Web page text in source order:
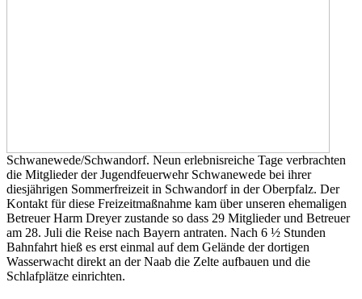
Schwanewede/Schwandorf. Neun erlebnisreiche Tage verbrachten
die Mitglieder der Jugendfeuerwehr Schwanewede bei ihrer
diesjährigen Sommerfreizeit in Schwandorf in der Oberpfalz. Der
Kontakt für diese Freizeitmaßnahme kam über unseren ehemaligen
Betreuer Harm Dreyer zustande so dass 29 Mitglieder und Betreuer
am 28. Juli die Reise nach Bayern antraten. Nach 6 ½ Stunden
Bahnfahrt hieß es erst einmal auf dem Gelände der dortigen
Wasserwacht direkt an der Naab die Zelte aufbauen und die
Schlafplätze einrichten.